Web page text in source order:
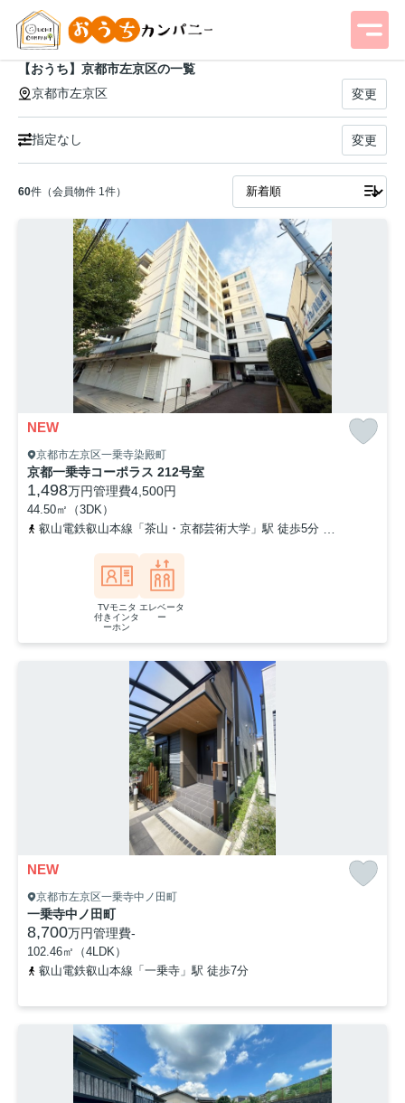
【おうち】京都市左京区の一覧
京都市左京区
変更
指定なし 変更
60件（会員物件 1件）
NEW
京都市左京区一乗寺染殿町
京都一乗寺コーポラス 212号室
1,498万円管理費4,500円
44.50㎡（3DK）
叡山電鉄叡山本線「茶山・京都芸術大学」駅 徒歩5分
TVモニタ
付きインタ
ーホン
エレベータ
ー
NEW
京都市左京区一乗寺中ノ田町
一乗寺中ノ田町
8,700万円管理費-
102.46㎡（4LDK）
叡山電鉄叡山本線「一乗寺」駅 徒歩7分